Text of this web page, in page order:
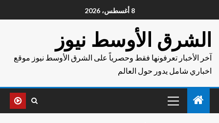
8 أغسطس، 2026
الشرق الأوسط نيوز
آخر الأخبار تعرفونها فقط وحصرياً على الشرق الأوسط نيوز موقع
اخباري شامل يدور حول العالم